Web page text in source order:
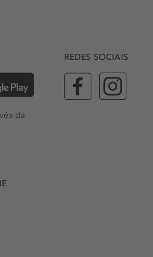
da
REDES SOCIAIS